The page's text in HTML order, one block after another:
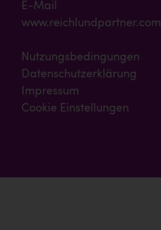
E-Mail
www.reichlundpartner.com
Nutzungsbedingungen
Datenschutzerklärung
Impressum
Cookie Einstellungen